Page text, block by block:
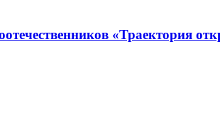
«Траектория